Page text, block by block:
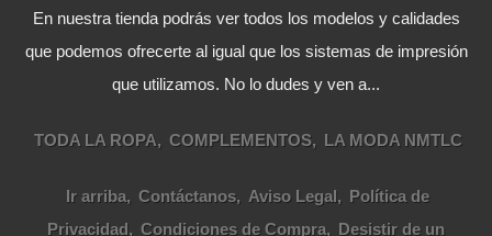
En nuestra tienda podrás ver todos los modelos y calidades
que podemos ofrecerte al igual que los sistemas de impresión
que utilizamos. No lo dudes y ven a...
TODA LA ROPA COMPLEMENTOS LA MODA NMTLC
Ir arriba Contáctanos Aviso Legal
Política de
Privacidad
Condiciones de Compra
Desistir de un